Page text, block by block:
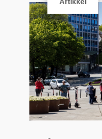
Artikkel